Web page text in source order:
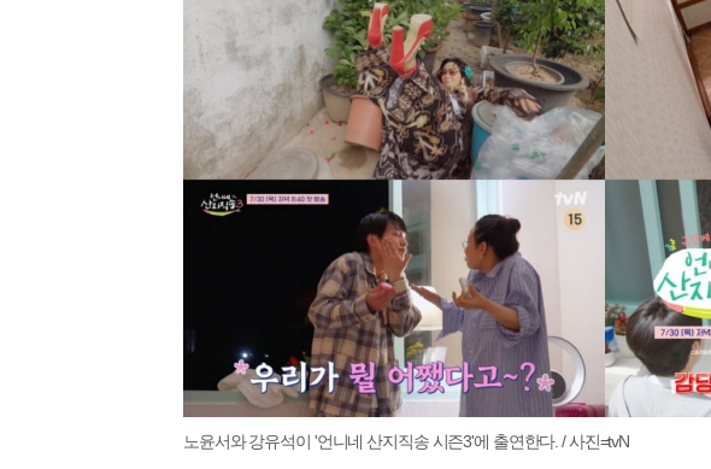
노윤서와 강유석이 '언니네 산지직송 시즌3'에 출연한다. / 사진=tvN